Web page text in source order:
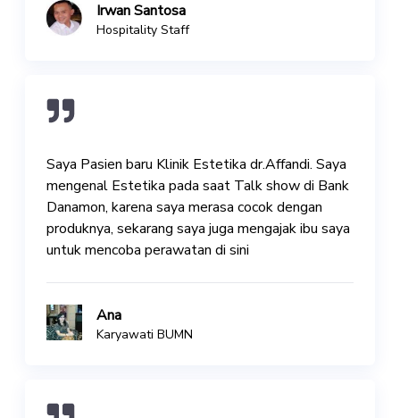
Irwan Santosa
Hospitality Staff
Saya Pasien baru Klinik Estetika dr.Affandi. Saya
mengenal Estetika pada saat Talk show di Bank
Danamon, karena saya merasa cocok dengan
produknya, sekarang saya juga mengajak ibu saya
untuk mencoba perawatan di sini
Ana
Karyawati BUMN